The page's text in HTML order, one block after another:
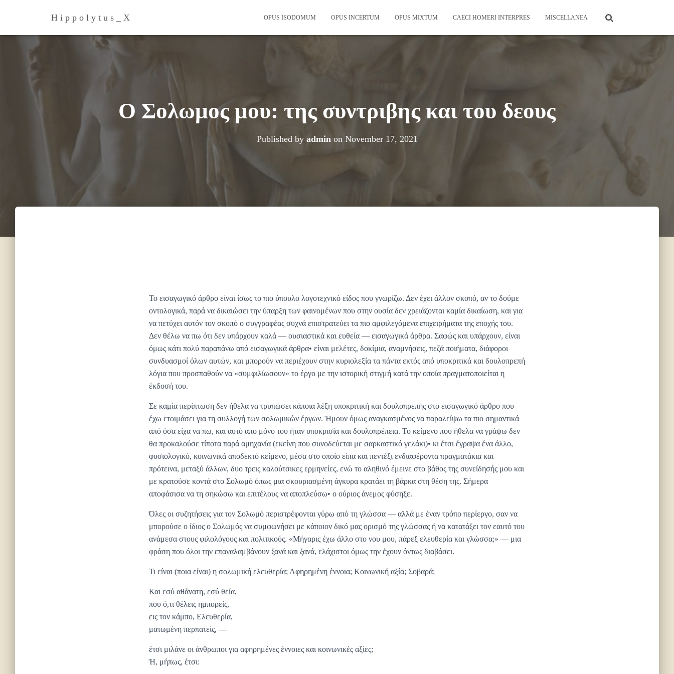
H i p p o l y t u s _ Х OPUS ISODOMUM OPUS INCERTUM OPUS MIXTUM CAECI HOMERI INTERPRES MISCELLANEA
Ο Σολωμος μου: της συντριβης και του δεους
Published by adminon November 17, 2021
Το εισαγωγικό άρθρο είναι ίσως το πιο ύπουλο λογοτεχνικό είδος που γνωρίζω. Δεν έχει άλλον σκοπό, αν το δούμε
οντολογικά, παρά να δικαιώσει την ύπαρξη των φαινομένων που στην ουσία δεν χρειάζονται καμία δικαίωση, και για
να πετύχει αυτόν τον σκοπό ο συγγραφέας συχνά επιστρατεύει τα πιο αμφιλεγόμενα επιχειρήματα της εποχής του.
Δεν θέλω να πω ότι δεν υπάρχουν καλά — ουσιαστικά και ευθεία — εισαγωγικά άρθρα. Σαφώς και υπάρχουν, είναι
όμως κάτι πολύ παραπάνω από εισαγωγικά άρθρα• είναι μελέτες, δοκίμια, αναμνήσεις, πεζά ποιήματα, διάφοροι
συνδυασμοί όλων αυτών, και μπορούν να περιέχουν στην κυριολεξία τα πάντα εκτός από υποκριτικά και δουλοπρεπή
λόγια που προσπαθούν να «συμφιλίωσουν» το έργο με την ιστορική στιγμή κατά την οποία πραγματοποιείται η
έκδοσή του.
Σε καμία περίπτωση δεν ήθελα να τρυπώσει κάποια λέξη υποκριτική και δουλοπρεπής στο εισαγωγικό άρθρο που
έχω ετοιμάσει για τη συλλογή των σολωμικών έργων. Ήμουν όμως αναγκασμένος να παραλείψω τα πιο σημαντικά
από όσα είχα να πω, και αυτό απο μόνο του ήταν υποκρισία και δουλοπρέπεια. Το κείμενο που ήθελα να γράψω δεν
θα προκαλούσε τίποτα παρά αμηχανία (εκείνη που συνοδεύεται με σαρκαστικό γελάκι)• κι έτσι έγραψα ένα άλλο,
φυσιολογικό, κοινωνικά αποδεκτό κείμενο, μέσα στο οποίο είπα και πεντέξι ενδιαφέροντα πραγματάκια και
πρότεινα, μεταξύ άλλων, δυο τρεις καλούτσικες ερμηνείες, ενώ το αληθινό έμεινε στο βάθος της συνείδησής μου και
με κρατούσε κοντά στο Σολωμό όπως μια σκουριασμένη άγκυρα κρατάει τη βάρκα στη θέση της. Σήμερα
αποφάσισα να τη σηκώσω και επιτέλους να αποπλεύσω• ο ούριος άνεμος φύσηξε.
Όλες οι συζητήσεις για τον Σολωμό περιστρέφονται γύρω από τη γλώσσα — αλλά με έναν τρόπο περίεργο, σαν να
μπορούσε ο ίδιος ο Σολωμός να συμφωνήσει με κάποιον δικό μας ορισμό της γλώσσας ή να κατατάξει τον εαυτό του
ανάμεσα στους φιλολόγους και πολιτικούς. «Μήγαρις έχω άλλο στο νου μου, πάρεξ ελευθερία και γλώσσα;» — μια
φράση που όλοι την επαναλαμβάνουν ξανά και ξανά, ελάχιστοι όμως την έχουν όντως διαβάσει.
Τι είναι (ποια είναι) η σολωμική ελευθερία; Αφηρημένη έννοια; Κοινωνική αξία; Σοβαρά;
Και εσύ αθάνατη, εσύ θεία,
που ό,τι θέλεις ημπορείς,
εις τον κάμπο, Ελευθερία,
ματωμένη περπατείς, —
έτσι μιλάνε οι άνθρωποι για αφηρημένες έννοιες και κοινωνικές αξίες;
Ή, μήπως, έτσι: